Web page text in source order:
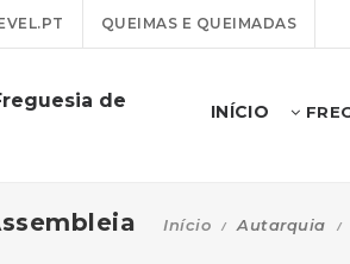
QUEIMAS E QUEIMADAS
de
INÍCIO
Início Autarquia